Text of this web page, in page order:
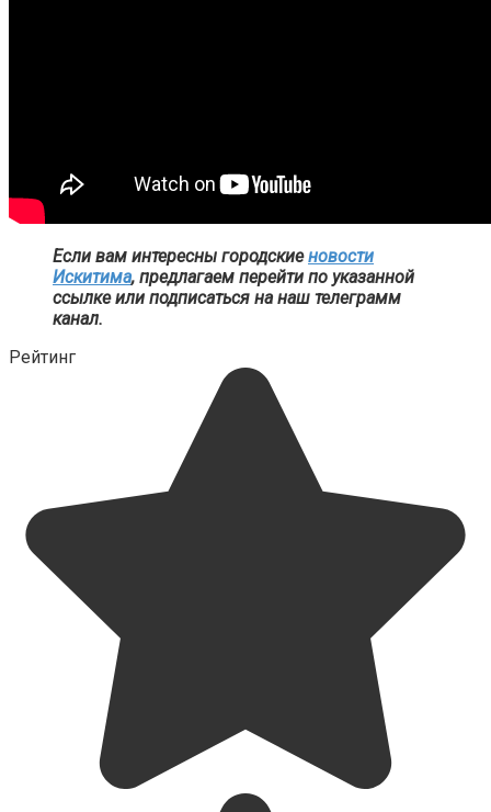
Если вам интересны городскиеновости
Искитима, предлагаем перейти по указанной
ссылке или подписаться на наш телеграмм
канал.
Рейтинг